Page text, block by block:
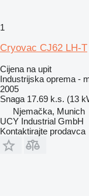
1
Cryovac CJ62 LH-T
Cijena na upit
Industrijska oprema -
2005
Snaga 17.69 k.s. (13
Njemačka, Munich
UCY Industrial GmbH
Kontaktirajte prodavca